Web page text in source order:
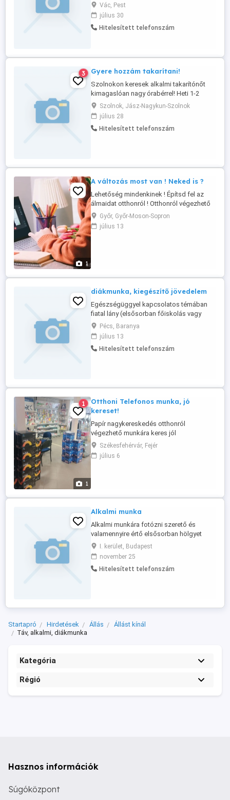
Vác, Pest
július 30
Hitelesített telefonszám
3 Gyere hozzám takarítani!
Szolnokon keresek alkalmi takarítónőt
kimagaslóan nagy órabérrel! Heti 1-2
alkalom lenne olyan 2-3 órahosszára!
Szolnok, Jász-Nagykun-Szolnok
július 28
Hitelesített telefonszám
1
A változás most van ! Neked is ?
Lehetőség mindenkinek ! Építsd fel az
álmaidat otthonról ! Otthonról végezhető
munka Rugalmas időbeosztás Saját
tempó, saját célok Extra
jövedelemszerzési lehetőség A döntés a
Győr, Győr-Moson-Sopron
július 13
diákmunka, kiegészítő jövedelem
Egészségüggyel kapcsolatos témában
fiatal lány (elsősorban főiskolás vagy
egyetemista) rendszeres segítségére,
közreműködésére lenne szükségünk.
Fizetés alkalmanként. 2-3 naponta pár óra
elfoglaltság, rugalmas időbeosztásban...
Pécs, Baranya
július 13
Hitelesített telefonszám
1
1
Otthoni Telefonos munka, jó
kereset!
Papír nagykereskedés otthonról
végezhető munkára keres jól
kommunikáló személyt, személyeket. A
cég 25 éve van jelen a magyarországi
piacon. Esetleg nyugdíjas is lehet.
Székesfehérvár, Fejér
július 6
Alkalmi munka
Alkalmi munkára fotózni szerető és
valamennyire értő elsősorban hölgyet
keresek !
I. kerület, Budapest
november 25
Hitelesített telefonszám
Startapró Hirdetések Állás
Állást kínál
Táv, alkalmi, diákmunka
Kategória
Régió
Hasznos információk
Súgóközpont